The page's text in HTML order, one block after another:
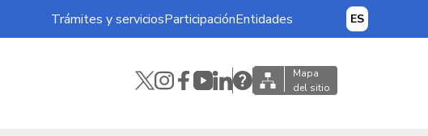
Trámites y serviciosParticipaciónEntidades ES
Mapa
del sitio